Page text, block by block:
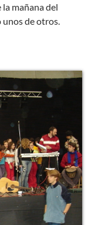
mañana del
unos de otros.